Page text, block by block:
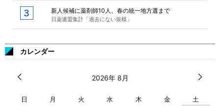
新人候補に薬剤師10人、春の統一地方選まで
日薬連盟集計「過去にない規模」
カレンダー
2026年 8月
日 月 火 水 木 金 土